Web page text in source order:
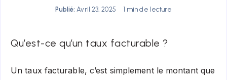
Publié: Avril 23, 2025 1 min de lecture
Qu’est-ce qu’un taux facturable ?
Un taux facturable, c’est simplement le montant que